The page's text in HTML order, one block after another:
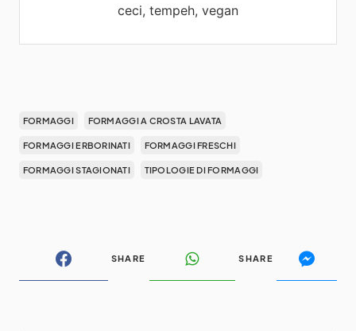
ceci, tempeh, vegan
FORMAGGI FORMAGGI A CROSTA LAVATA
FORMAGGI ERBORINATI FORMAGGI FRESCHI
FORMAGGI STAGIONATI TIPOLOGIE DI FORMAGGI
SHARE SHARE